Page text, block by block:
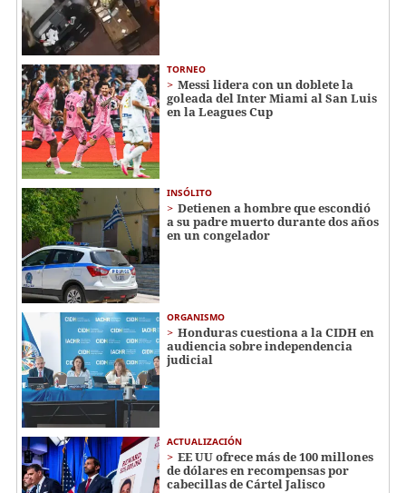
TORNEO
Messi lidera con un doblete la
goleada del Inter Miami al San Luis
en la Leagues Cup
INSÓLITO
Detienen a hombre que escondió
a su padre muerto durante dos años
en un congelador
ORGANISMO
Honduras cuestiona a la CIDH en
audiencia sobre independencia
judicial
ACTUALIZACIÓN
EE UU ofrece más de 100 millones
de dólares en recompensas por
cabecillas de Cártel Jalisco